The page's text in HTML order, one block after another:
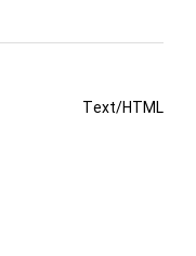
Text/HTML